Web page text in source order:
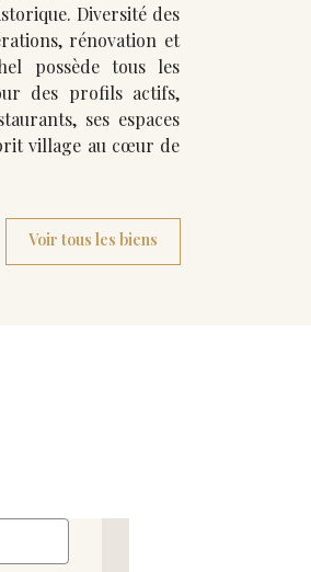
des
rénovation et
possède tous les
des profils actifs,
ses espaces
village au cœur de
Voir tous les biens